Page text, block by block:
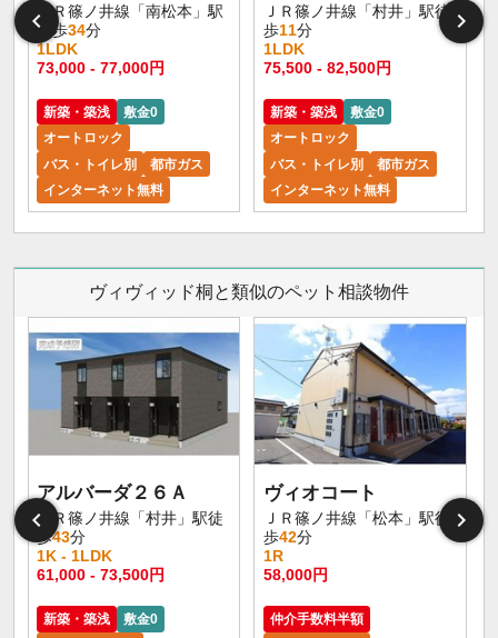
ＪＲ篠ノ井線「南松本」駅
徒歩34分
1LDK
73,000 - 77,000円
新築・築浅
敷金0
オートロック
バス・トイレ別
都市ガス
インターネット無料
ＪＲ篠ノ井線「村井」駅徒
歩11分
1LDK
75,500 - 82,500円
新築・築浅
敷金0
オートロック
バス・トイレ別
都市ガス
インターネット無料
ヴィヴィッド桐と類似のペット相談物件
アルバーダ２６Ａ
ＪＲ篠ノ井線「村井」駅徒
歩43分
1K - 1LDK
61,000 - 73,500円
新築・築浅
敷金0
ヴィオコート
ＪＲ篠ノ井線「松本」駅徒
歩42分
1R
58,000円
仲介手数料半額